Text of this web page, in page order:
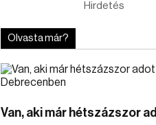
Hirdetés
Olvasta már?
Van, aki már hétszázszor